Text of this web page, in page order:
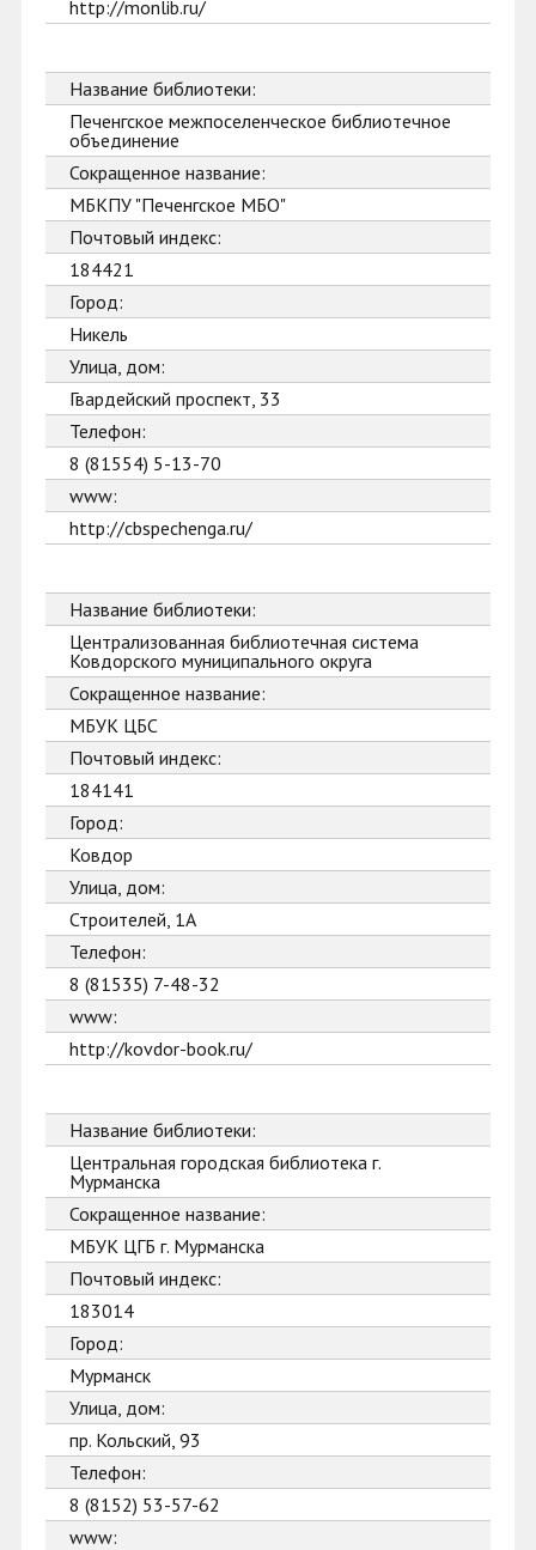
http://monlib.ru/
Название библиотеки:
Печенгское межпоселенческое библиотечное
объединение
Сокращенное название:
МБКПУ "Печенгское МБО"
Почтовый индекс:
184421
Город:
Никель
Улица, дом:
Гвардейский проспект, 33
Телефон:
8 (81554) 5-13-70
www:
http://cbspechenga.ru/
Название библиотеки:
Централизованная библиотечная система
Ковдорского муниципального округа
Сокращенное название:
МБУК ЦБС
Почтовый индекс:
184141
Город:
Ковдор
Улица, дом:
Строителей, 1А
Телефон:
8 (81535) 7-48-32
www:
http://kovdor-book.ru/
Название библиотеки:
Центральная городская библиотека г.
Мурманска
Сокращенное название:
МБУК ЦГБ г. Мурманска
Почтовый индекс:
183014
Город:
Мурманск
Улица, дом:
пр. Кольский, 93
Телефон:
8 (8152) 53-57-62
www: